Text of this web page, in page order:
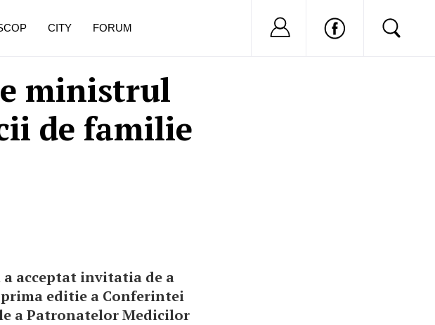
ministrul
de familie
acceptat invitatia de a
editie a Conferintei
a Patronatelor Medicilor
CITY FORUM Nu ai cont?
în vârstă